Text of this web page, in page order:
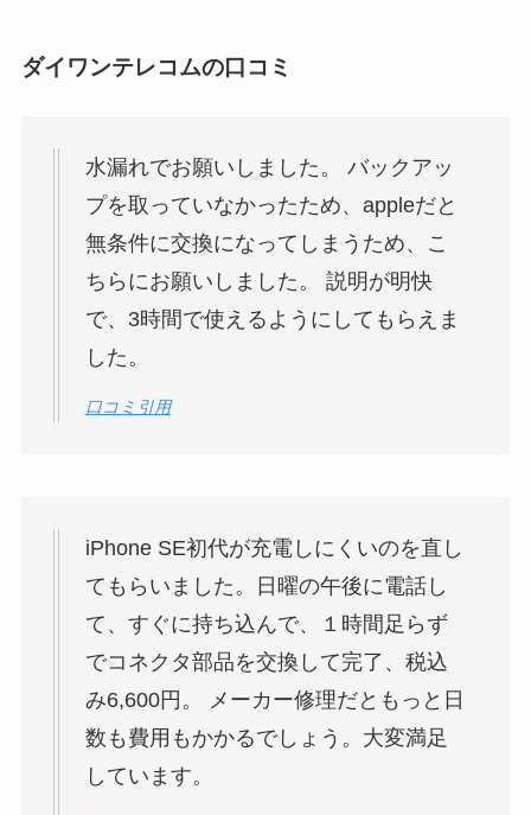
ダイワンテレコムの口コミ
水漏れでお願いしました。 バックアッ
プを取っていなかったため、appleだと
無条件に交換になってしまうため、こ
ちらにお願いしました。 説明が明快
で、3時間で使えるようにしてもらえま
した。
口コミ引用
iPhone SE初代が充電しにくいのを直し
てもらいました。日曜の午後に電話し
て、すぐに持ち込んで、１時間足らず
でコネクタ部品を交換して完了、税込
み6,600円。 メーカー修理だともっと日
数も費用もかかるでしょう。大変満足
しています。